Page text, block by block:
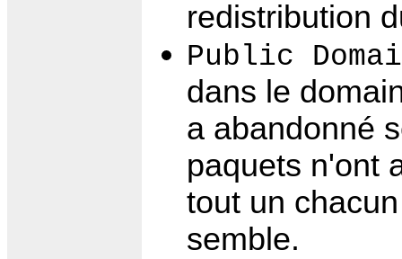
redistribution
Public
dans le
a abandonné
paquets n'ont
tout un
semble.